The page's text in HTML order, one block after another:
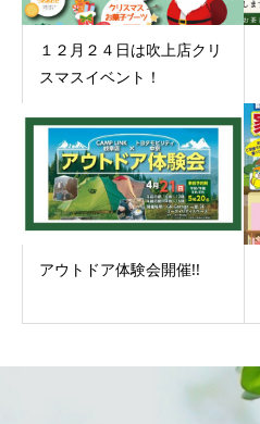
１２月２４日は吹上店クリ
スマスイベント！
アウトドア体験会開催!!